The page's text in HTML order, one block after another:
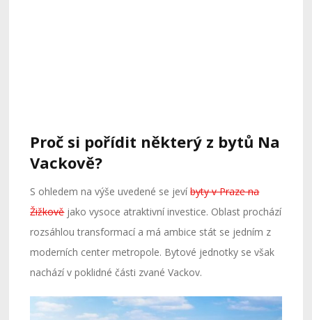
Proč si pořídit některý z bytů Na
Vackově?
S ohledem na výše uvedené se jevíbyty v Praze na
Žižkovějako vysoce atraktivní investice. Oblast prochází
rozsáhlou transformací a má ambice stát se jedním z
moderních center metropole. Bytové jednotky se však
nachází v poklidné části zvané Vackov.